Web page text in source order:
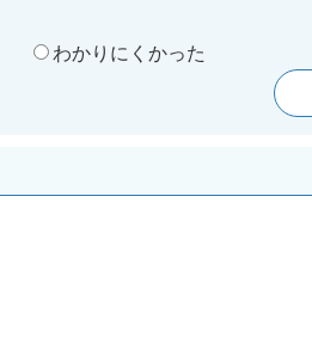
わかりにくかった